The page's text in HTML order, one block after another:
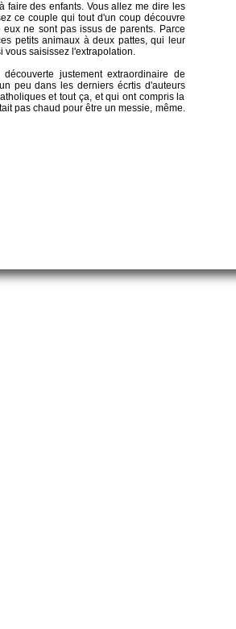
faire des enfants. Vous allez me dire les
ce couple qui tout d'un coup découvre
ne sont pas issus de parents. Parce
petits animaux à deux pattes, qui leur
vous saisissez l'extrapolation.
justement extraordinaire de
peu dans les derniers écrtis d'auteurs
et tout ça, et qui ont compris la
pas chaud pour être un messie, même.